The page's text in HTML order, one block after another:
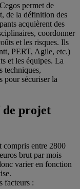
permet de
de la définition des
acquièrent des
coordonner
et les risques. Ils
PERT, Agile, etc.)
et les équipes. La
techniques,
pour sécuriser la
de projet
compris entre 2800
brut par mois
varier en fonction
facteurs :